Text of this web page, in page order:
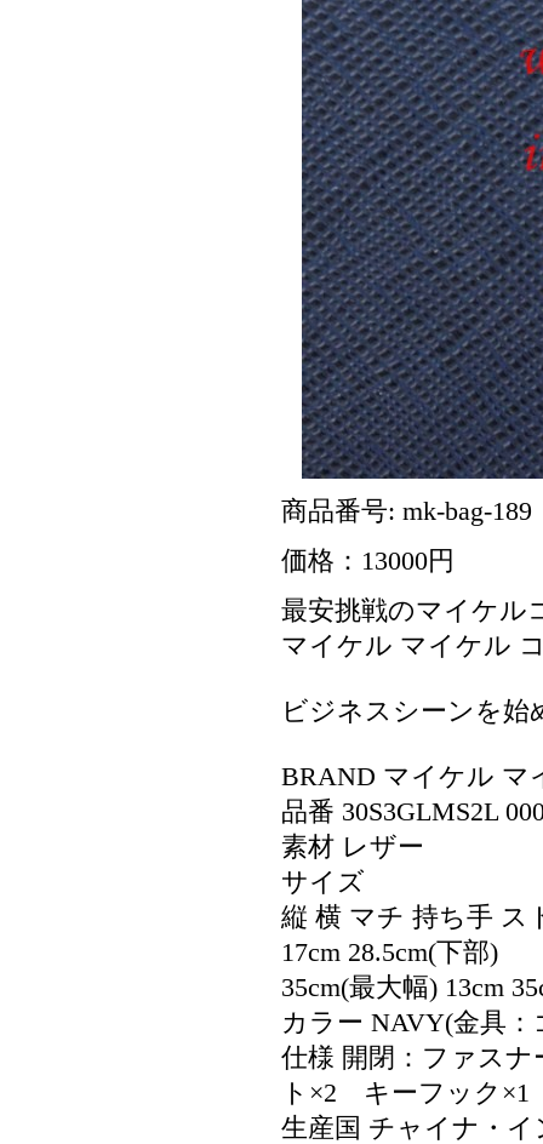
商品番号: mk-bag-189
価格：13000円
最安挑戦のマイケル
マイケル マイケル
ビジネスシーンを始
BRAND マイケル マ
品番 30S3GLMS2L
素材 レザー
サイズ
縦 横 マチ 持ち手 ス
17cm 28.5cm(下部)
35cm(最大幅) 13cm
カラー NAVY(金具：
仕様 開閉：ファス
ト×2 キーフック×1
生産国 チャイナ・